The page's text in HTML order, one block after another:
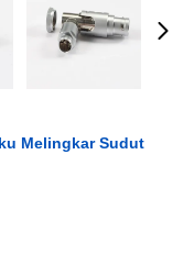
Melingkar Sudut